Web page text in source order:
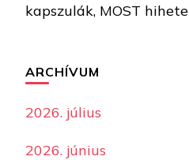
kapszulák, MOST
ARCHÍVUM
2026. július
2026. június